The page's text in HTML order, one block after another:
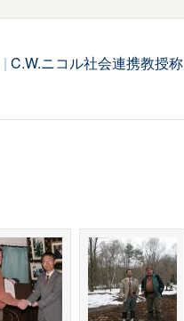
| C.W.ニコル社会連携教授称